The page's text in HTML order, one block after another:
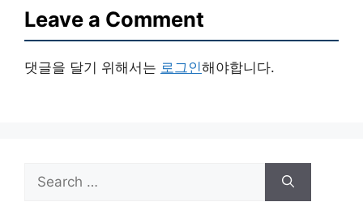
Leave a Comment
댓글을 달기 위해서는 로그인해야합니다.
Search
for: